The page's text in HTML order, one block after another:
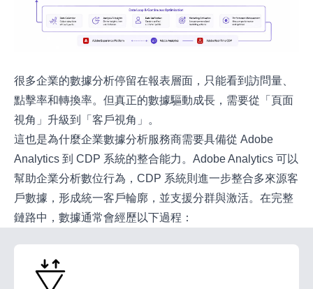
很多企業的數據分析停留在報表層面，只能看到訪問量、
點擊率和轉換率。但真正的數據驅動成長，需要從「頁面
視角」升級到「客戶視角」。
這也是為什麼企業數據分析服務商需要具備從 Adobe
Analytics 到 CDP 系統的整合能力。Adobe Analytics 可以
幫助企業分析數位行為，CDP 系統則進一步整合多來源客
戶數據，形成統一客戶輪廓，並支援分群與激活。在完整
鏈路中，數據通常會經歷以下過程：